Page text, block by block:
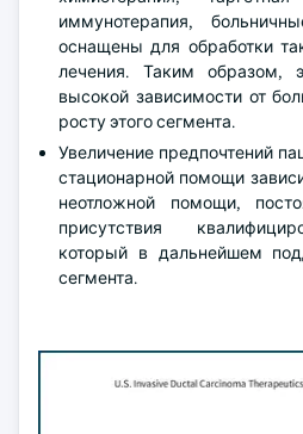
иммунотерапия,
оснащены для обработки
лечения. Таким образом,
высокой зависимости от
росту этого сегмента.
Увеличение предпочтений
стационарной помощи
неотложной помощи,
присутствия
который в дальнейшем
сегмента.